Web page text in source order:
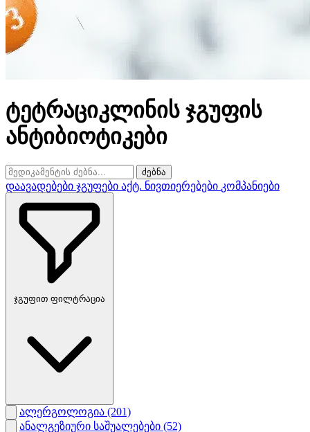
ტეტრაციკლინის ჯგუფის
ანტიბიოტიკები
ძებნა
დაავადებები ჯგუფები აქტ. ნივთიერებები კომპანიები
ჯგუფით ფილტრაცია
ალერგოლოგია (201)
ანალგეზიური საშუალებები (52)